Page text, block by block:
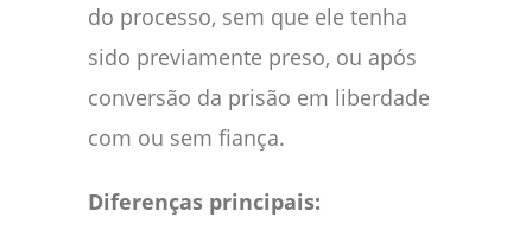
do processo, sem que ele tenha
sido previamente preso, ou após
conversão da prisão em liberdade
com ou sem fiança.
Diferenças principais: